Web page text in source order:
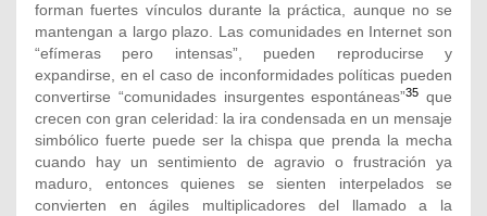
forman fuertes vínculos durante la práctica, aunque no se
mantengan a largo plazo. Las comunidades en Internet son
“efímeras pero intensas”, pueden reproducirse y
expandirse, en el caso de inconformidades políticas pueden
convertirse “comunidades insurgentes espontáneas”35 que
crecen con gran celeridad: la ira condensada en un mensaje
simbólico fuerte puede ser la chispa que prenda la mecha
cuando hay un sentimiento de agravio o frustración ya
maduro, entonces quienes se sienten interpelados se
convierten en ágiles multiplicadores del llamado a la